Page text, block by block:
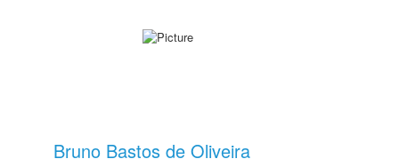
Bruno Bastos de Oliveira